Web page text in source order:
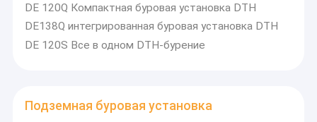
DE 120Q Компактная буровая установка DTH
DE138Q интегрированная буровая установка DTH
DE 120S Все в одном DTH-бурение
Подземная буровая установка